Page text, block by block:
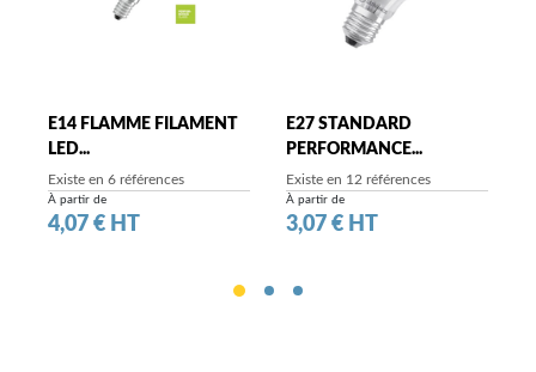
E14 FLAMME FILAMENT
LED...
Existe en 6 références
À partir de
Prix
4,07 € HT
E27 STANDARD
PERFORMANCE...
Existe en 12 références
À partir de
Prix
3,07 € HT